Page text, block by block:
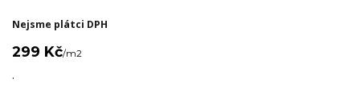
Nejsme plátci DPH
299 Kč/m2
.